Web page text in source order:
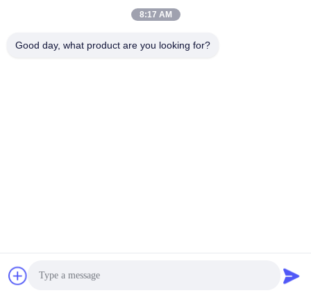
Contato rápido
8:17 AM
Good day, what product are you looking for?